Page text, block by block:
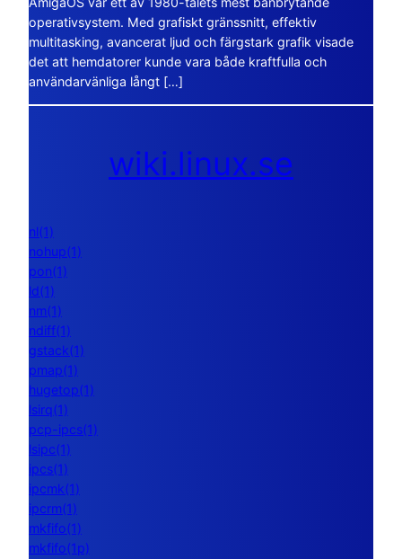
operativsystem. Med grafiskt gränssnitt, effektiv
multitasking, avancerat ljud och färgstark grafik visade
det att hemdatorer kunde vara både kraftfulla och
användarvänliga långt […]
wiki.linux.se
nl(1)
nohup(1)
pon(1)
ld(1)
nm(1)
ndiff(1)
gstack(1)
pmap(1)
hugetop(1)
lsirq(1)
pcp-ipcs(1)
lsipc(1)
ipcs(1)
ipcmk(1)
ipcrm(1)
mkfifo(1)
mkfifo(1p)